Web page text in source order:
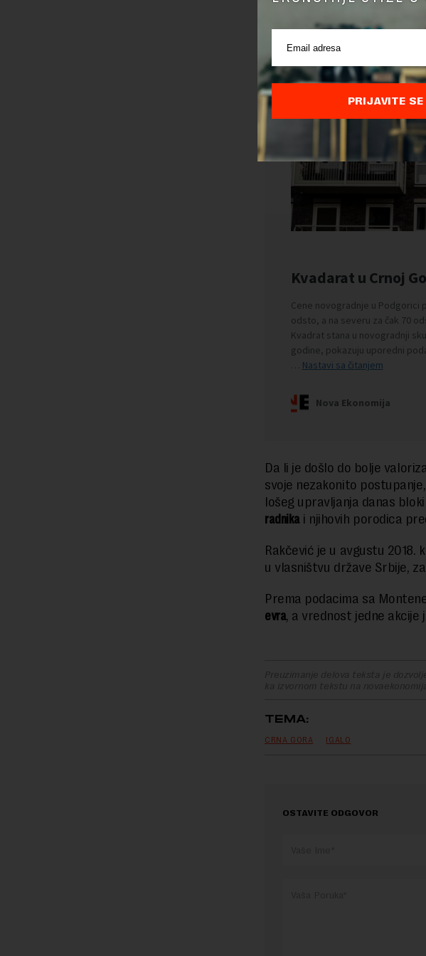
Da li je došlo do bolje
svoje nezakonito
lošeg upravljanja danas
radnikai njihovih porodica
Rakčević je u avgustu 2018.
u vlasništvu države Srbije, za
Prema podacima sa
evra, a vrednost jedne akcije
Preuzimanje delova teksta je
ka izvornom tekstu na
TEMA:
CRNA GORA IGALO
OSTAVITE ODGOVOR
PRIJAVITE SE